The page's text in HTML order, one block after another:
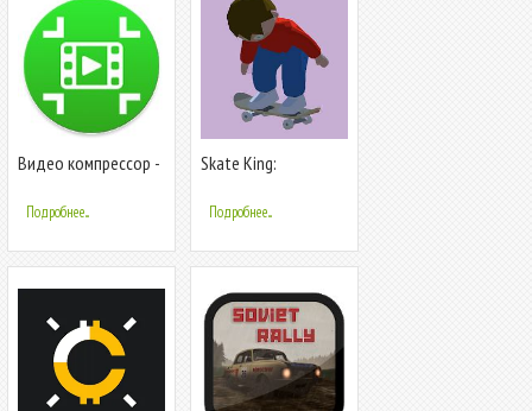
Видео компрессор -
видео и фото
Подробнее...
Skate King:
Подробнее...